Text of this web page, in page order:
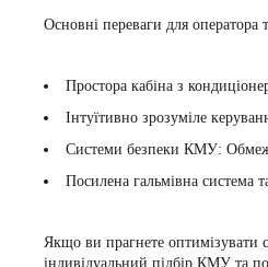
Основні переваги для оператора
Простора кабіна з
Інтуїтивно зрозуміле
Системи безпеки КМУ:
Посилена гальмівна система
Якщо ви прагнете
індивідуальний підбір КМУ та